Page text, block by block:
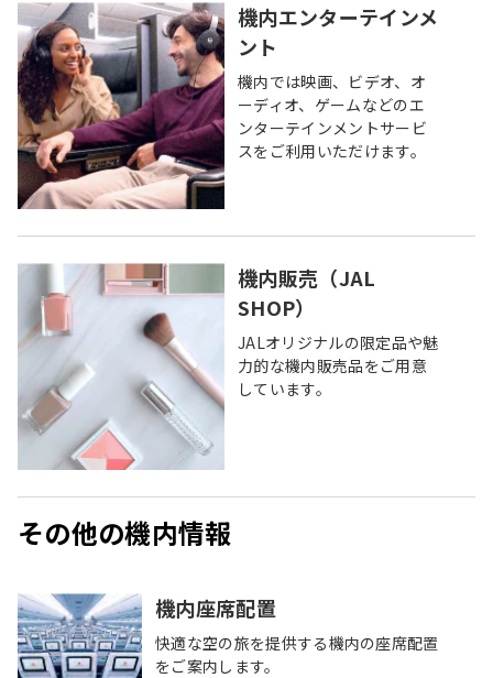
機内エンターテインメ
ント
機内では映画、ビデオ、オ
ーディオ、ゲームなどのエ
ンターテインメントサービ
スをご利用いただけます。
機内販売（JAL
SHOP）
JALオリジナルの限定品や魅
力的な機内販売品をご用意
しています。
その他の機内情報
機内座席配置
快適な空の旅を提供する機内の座席配置
をご案内します。